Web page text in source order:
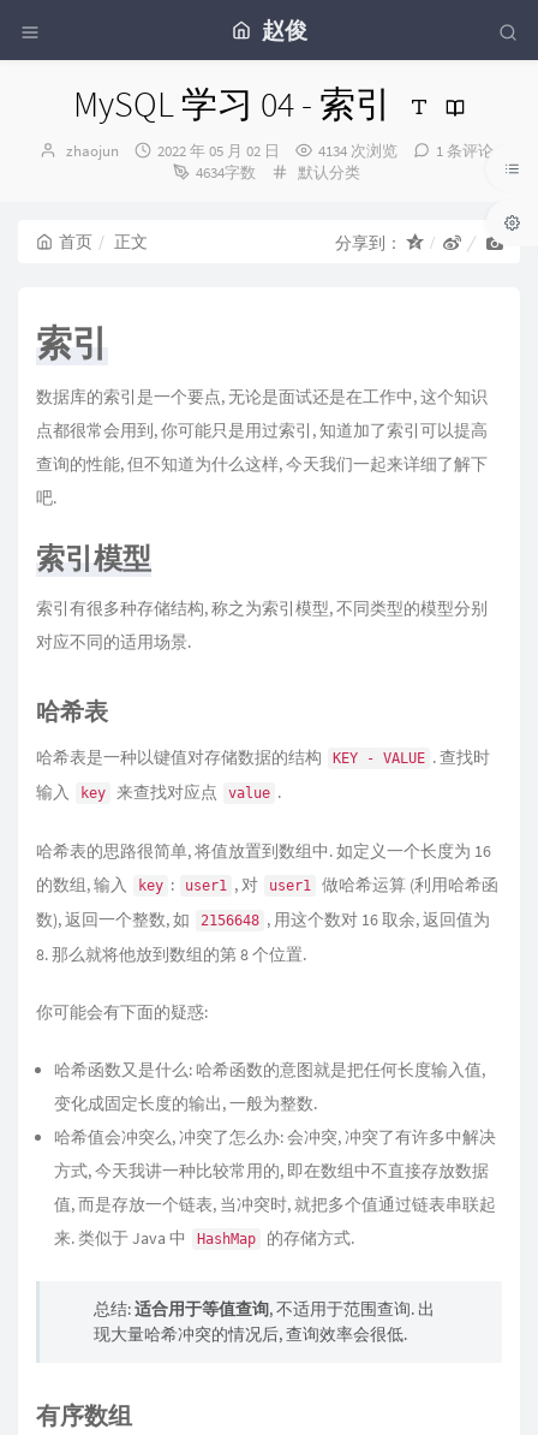
赵俊
MySQL 学习 04 - 索引
博
zhaojun
发
2022 年 05 月 02 日 4134 次浏览
1 条评论
4634字数
分
默认分类
首页 正文 分享到：
索引
数据库的索引是一个要点, 无论是面试还是在工作中, 这个知识
点都很常会用到, 你可能只是用过索引, 知道加了索引可以提高
查询的性能, 但不知道为什么这样, 今天我们一起来详细了解下
吧.
索引模型
索引有很多种存储结构, 称之为索引模型, 不同类型的模型分别
对应不同的适用场景.
哈希表
哈希表是一种以键值对存储数据的结构 KEY - VALUE . 查找时
输入
key 来查找对应点 value .
哈希表的思路很简单, 将值放置到数组中. 如定义一个长度为 16
的数组, 输入
key : user1 , 对 user1
做哈希运算 (利用哈希函
数), 返回一个整数, 如
2156648 , 用这个数对 16 取余, 返回值为
8. 那么就将他放到数组的第 8 个位置.
你可能会有下面的疑惑:
哈希函数又是什么: 哈希函数的意图就是把任何长度输入值,
变化成固定长度的输出, 一般为整数.
哈希值会冲突么, 冲突了怎么办: 会冲突, 冲突了有许多中解决
方式, 今天我讲一种比较常用的, 即在数组中不直接存放数据
值, 而是存放一个链表, 当冲突时, 就把多个值通过链表串联起
来. 类似于 Java 中
HashMap 的存储方式.
总结:适合用于等值查询, 不适用于范围查询. 出
现大量哈希冲突的情况后, 查询效率会很低.
有序数组